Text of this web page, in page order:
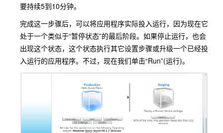
要持续5到10分钟。
完成这一步骤后，可以将应用程序实际投入运行，因为现在它
处于一个类似于“暂停状态”的最后阶段。如果停止运行，也会
出现这个状态，这个状态执行其它设置步骤或升级一个已经投
入运行的应用程序。不过，现在我们单击“Run”(运行)。